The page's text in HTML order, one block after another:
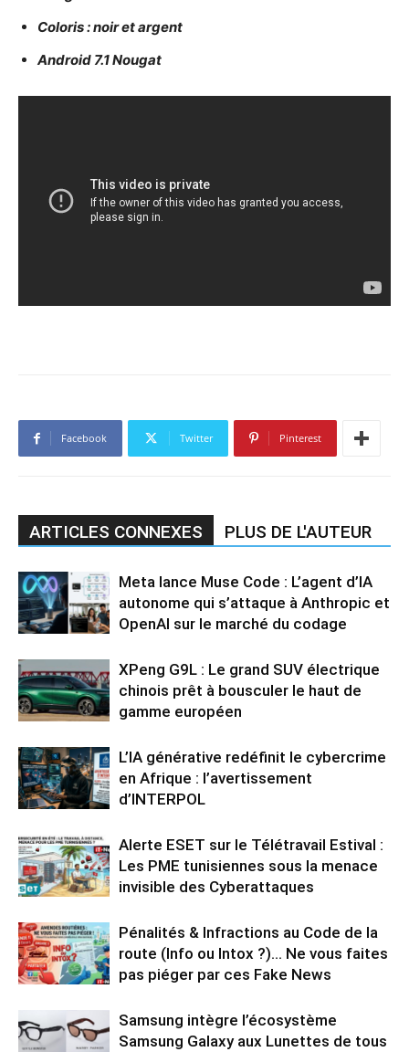
Coloris : noir et argent
Android 7.1 Nougat
Facebook Twitter Pinterest
ARTICLES CONNEXES PLUS DE L'AUTEUR
Meta lance Muse Code : L’agent d’IA
autonome qui s’attaque à Anthropic et
OpenAI sur le marché du codage
XPeng G9L : Le grand SUV électrique
chinois prêt à bousculer le haut de
gamme européen
L’IA générative redéfinit le cybercrime
en Afrique : l’avertissement
d’INTERPOL
Alerte ESET sur le Télétravail Estival :
Les PME tunisiennes sous la menace
invisible des Cyberattaques
Pénalités & Infractions au Code de la
route (Info ou Intox ?)… Ne vous faites
pas piéger par ces Fake News
Samsung intègre l’écosystème
Samsung Galaxy aux Lunettes de tous